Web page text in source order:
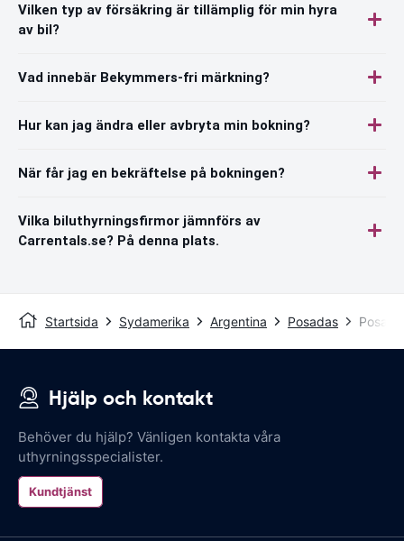
Vilken typ av försäkring är tillämplig för min hyra
av bil?
Vad innebär Bekymmers-fri märkning?
Hur kan jag ändra eller avbryta min bokning?
När får jag en bekräftelse på bokningen?
Vilka biluthyrningsfirmor jämnförs av
Carrentals.se? På denna plats.
Startsida Sydamerika Argentina Posadas
Hjälp och kontakt
Behöver du hjälp? Vänligen kontakta våra
uthyrningsspecialister.
Kundtjänst